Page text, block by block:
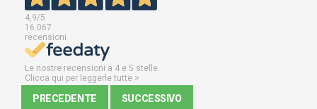
4,9/5
16.067
recensioni
Le nostre recensioni a 4 e 5 stelle.
Clicca qui per leggerle tutte >
PRECEDENTE SUCCESSIVO